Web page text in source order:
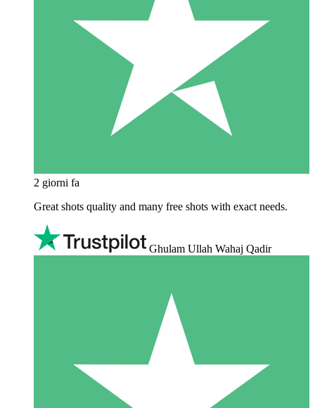
2 giorni fa
Great shots quality and many free shots with exact needs.
Ghulam Ullah Wahaj Qadir